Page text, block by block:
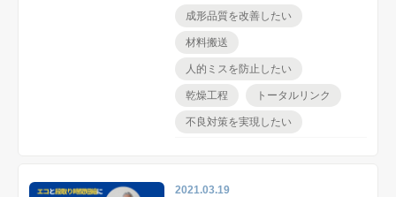
オンライン相談のお申し込み
成形品質を改善したい
材料搬送
人的ミスを防止したい
乾燥工程 トータルリンク
不良対策を実現したい
2021.03.19